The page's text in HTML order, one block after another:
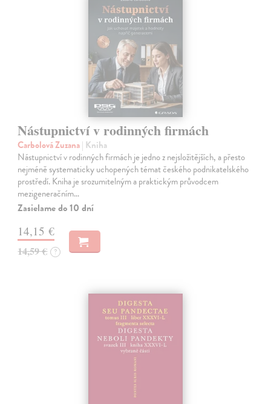
Nástupnictví v rodinných firmách
Carbolová Zuzana| Kniha
Nástupnictví v rodinných firmách je jedno z nejsložitějších, a přesto
nejméně systematicky uchopených témat českého podnikatelského
prostředí. Kniha je srozumitelným a praktickým průvodcem
mezigeneračním…
Zasielame do 10 dní
14,15 €
14,59 € ?